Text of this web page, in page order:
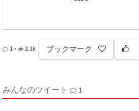
1 • 2.1k ブックマーク
みんなのツイート 1